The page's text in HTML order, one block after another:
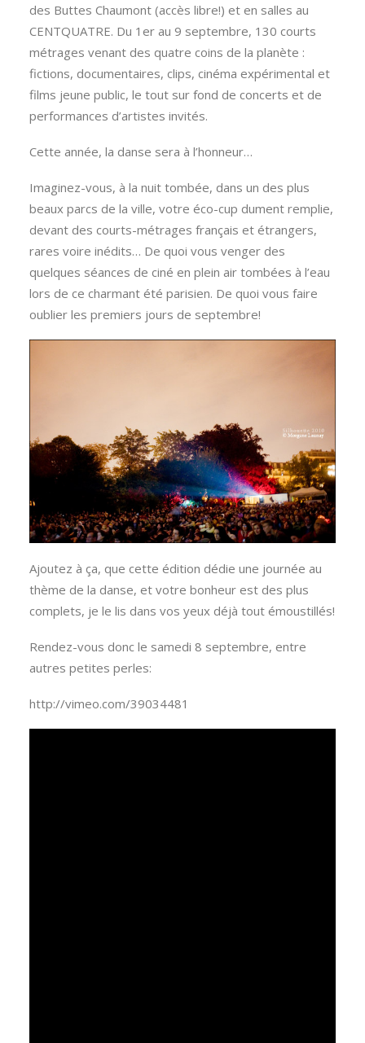
des Buttes Chaumont (accès libre!) et en salles au
CENTQUATRE. Du 1er au 9 septembre, 130 courts
métrages venant des quatre coins de la planète :
fictions, documentaires, clips, cinéma expérimental et
films jeune public, le tout sur fond de concerts et de
performances d’artistes invités.
Cette année, la danse sera à l’honneur…
Imaginez-vous, à la nuit tombée, dans un des plus
beaux parcs de la ville, votre éco-cup dument remplie,
devant des courts-métrages français et étrangers,
rares voire inédits… De quoi vous venger des
quelques séances de ciné en plein air tombées à l’eau
lors de ce charmant été parisien. De quoi vous faire
oublier les premiers jours de septembre!
Ajoutez à ça, que cette édition dédie une journée au
thème de la danse, et votre bonheur est des plus
complets, je le lis dans vos yeux déjà tout émoustillés!
Rendez-vous donc le samedi 8 septembre, entre
autres petites perles:
http://vimeo.com/39034481